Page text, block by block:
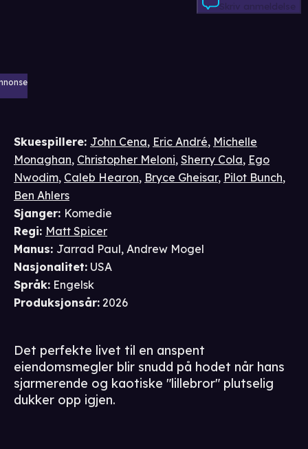
Skriv anmeldelse
Skuespillere: John Cena, Eric André, Michelle
Monaghan, Christopher Meloni, Sherry Cola, Ego
Nwodim, Caleb Hearon, Bryce Gheisar, Pilot Bunch,
Ben Ahlers
Sjanger: Komedie
Regi: Matt Spicer
Manus: Jarrad Paul, Andrew Mogel
Nasjonalitet: USA
Språk: Engelsk
Produksjonsår: 2026
Det perfekte livet til en anspent
eiendomsmegler blir snudd på hodet når hans
sjarmerende og kaotiske "lillebror" plutselig
dukker opp igjen.